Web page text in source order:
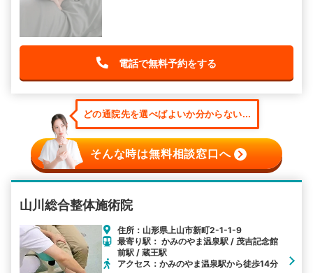
電話で無料予約をする
どの通院先を選べばよいか分からない...
そんな時は無料相談窓口へ
山川総合整体施術院
住所：山形県上山市新町2-1-1-9
最寄り駅： かみのやま温泉駅 / 茂吉記念館
前駅 / 蔵王駅
アクセス：かみのやま温泉駅から徒歩14分